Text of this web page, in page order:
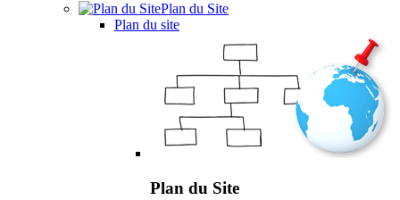
Plan du Site
Plan du site
Plan du Site